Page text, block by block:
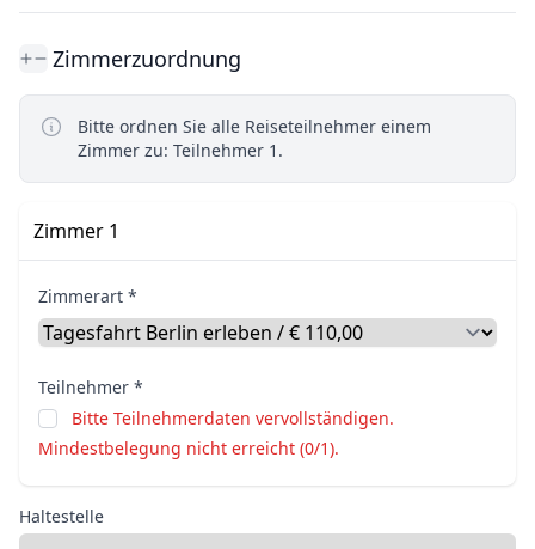
Zimmerzuordnung
Bitte ordnen Sie alle Reiseteilnehmer einem
Zimmer zu: Teilnehmer 1.
Zimmer 1
Zimmerart *
Teilnehmer *
Bitte Teilnehmerdaten vervollständigen.
Mindestbelegung nicht erreicht (0/1).
Haltestelle